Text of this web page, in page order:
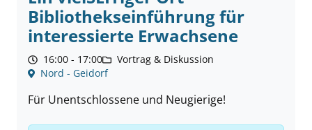
Bibliothekseinführung für
interessierte Erwachsene
16:00 - 17:00
Vortrag & Diskussion
Nord - Geidorf
Für Unentschlossene und Neugierige!